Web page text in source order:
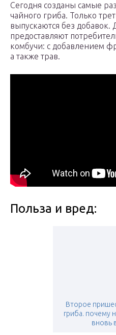
Сегодня созданы самые
чайного гриба. Только
выпускаются без добавок.
предоставляют
комбучи: с добавлением
а также трав.
Польза и вред:
Второе
гриба. почему
вновь